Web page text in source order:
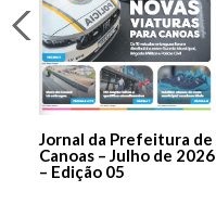
Jornal da Prefeitura de
Canoas – Julho de 2026
– Edição 05